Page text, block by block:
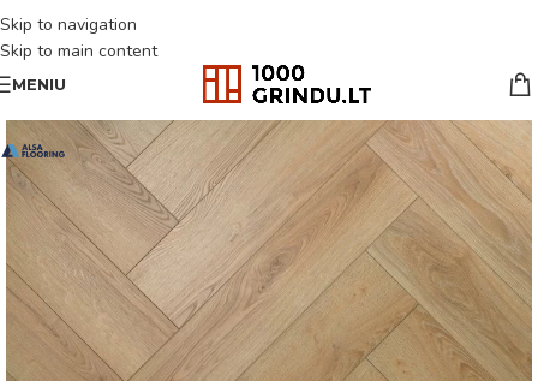
Skip to navigation
Skip to main content
MENIU